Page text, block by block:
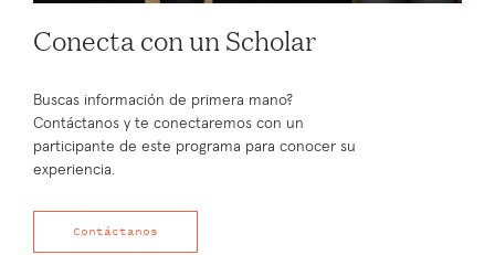
Conecta con un Scholar
Buscas información de primera mano?
Contáctanos y te conectaremos con un
participante de este programa para conocer su
experiencia.
Contáctanos